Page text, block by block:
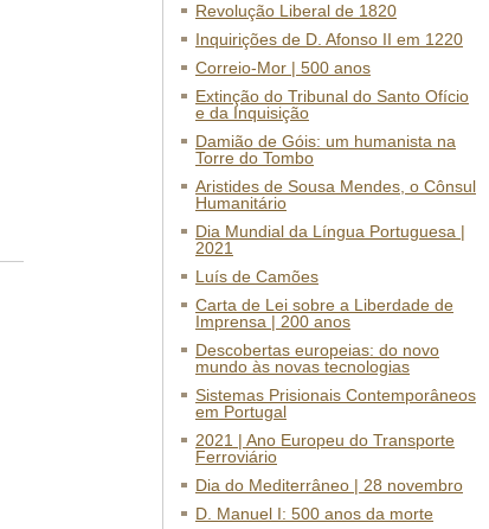
Revolução Liberal de 1820
Inquirições de D. Afonso II em 1220
Correio-Mor | 500 anos
Extinção do Tribunal do Santo Ofício
e da Inquisição
Damião de Góis: um humanista na
Torre do Tombo
Aristides de Sousa Mendes, o Cônsul
Humanitário
Dia Mundial da Língua Portuguesa |
2021
Luís de Camões
Carta de Lei sobre a Liberdade de
Imprensa | 200 anos
Descobertas europeias: do novo
mundo às novas tecnologias
Sistemas Prisionais Contemporâneos
em Portugal
2021 | Ano Europeu do Transporte
Ferroviário
Dia do Mediterrâneo | 28 novembro
D. Manuel I: 500 anos da morte